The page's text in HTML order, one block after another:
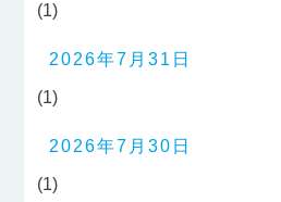
(1)
2026年7月31日
(1)
2026年7月30日
(1)